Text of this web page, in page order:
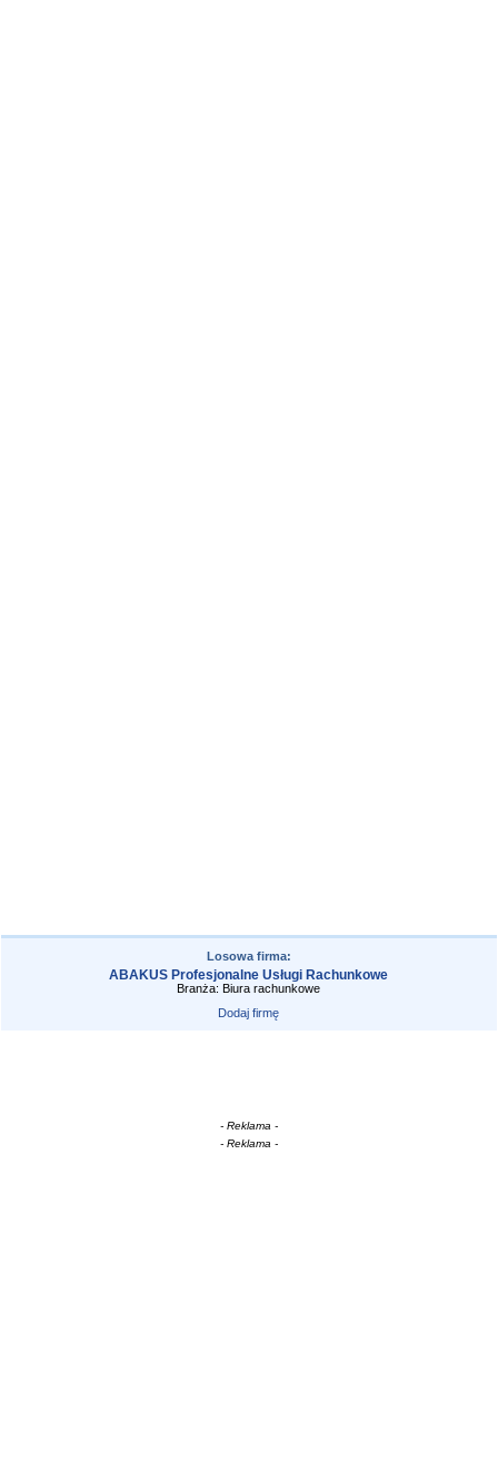
Losowa firma:
ABAKUS Profesjonalne Usługi Rachunkowe
Branża: Biura rachunkowe
Dodaj firmę
- Reklama -
- Reklama -